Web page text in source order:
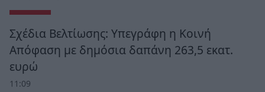
Σχέδια Βελτίωσης: Υπεγράφη η Κοινή
Απόφαση με δημόσια δαπάνη 263,5 εκατ.
ευρώ
11:09